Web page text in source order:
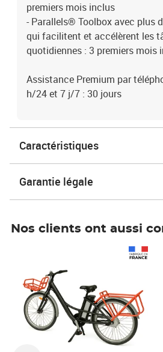
premiers mois inclus
- Parallels® Toolbox avec plus
qui facilitent et accélèrent les
quotidiennes : 3 premiers mois
Assistance Premium par
h/24 et 7 j/7 : 30 jours
Caractéristiques
Garantie légale
Nos clients ont aussi